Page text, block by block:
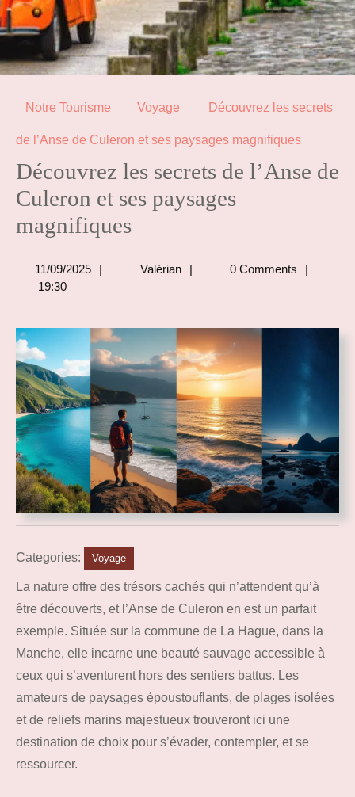
Notre Tourisme Voyage Découvrez les secrets
de l’Anse de Culeron et ses paysages magnifiques
Découvrez les secrets de l’Anse de
Culeron et ses paysages
magnifiques
11/09/2025 11/09/2025
Valérian Valérian0 Comments
19:30
Categories: Voyage
La nature offre des trésors cachés qui n’attendent qu’à
être découverts, et l’Anse de Culeron en est un parfait
exemple. Située sur la commune de La Hague, dans la
Manche, elle incarne une beauté sauvage accessible à
ceux qui s’aventurent hors des sentiers battus. Les
amateurs de paysages époustouflants, de plages isolées
et de reliefs marins majestueux trouveront ici une
destination de choix pour s’évader, contempler, et se
ressourcer.